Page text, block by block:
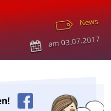
News
am03.07.2017